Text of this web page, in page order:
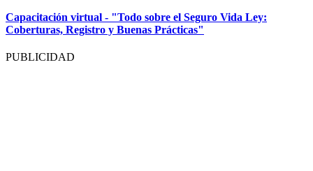
Capacitación virtual - "Todo sobre el Seguro Vida Ley:
Coberturas, Registro y Buenas Prácticas"
PUBLICIDAD